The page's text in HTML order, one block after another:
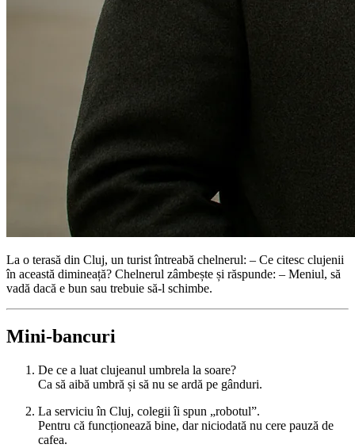
La o terasă din Cluj, un turist întreabă chelnerul: – Ce citesc clujenii
în această dimineață? Chelnerul zâmbește și răspunde: – Meniul, să
vadă dacă e bun sau trebuie să-l schimbe.
Mini-bancuri
De ce a luat clujeanul umbrela la soare?
Ca să aibă umbră și să nu se ardă pe gânduri.
La serviciu în Cluj, colegii îi spun „robotul”.
Pentru că funcționează bine, dar niciodată nu cere pauză de
cafea.